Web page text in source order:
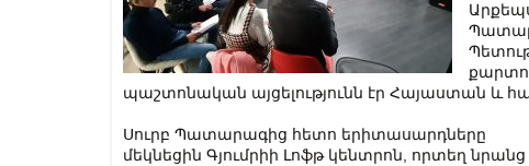
պաշտոնական այցելությունն էր Հայաստան և
Սուրբ Պատարագից հետո երիտասարդները
մեկնեցին Գյումրիի Լոֆթ կենտրոն, որտեղ նրանց